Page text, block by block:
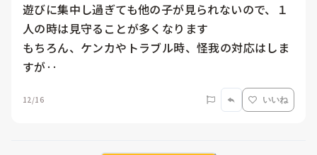
遊びに集中し過ぎても他の子が見られないので、１
人の時は見守ることが多くなります
もちろん、ケンカやトラブル時、怪我の対応はしま
すが‥
12/16 いいね